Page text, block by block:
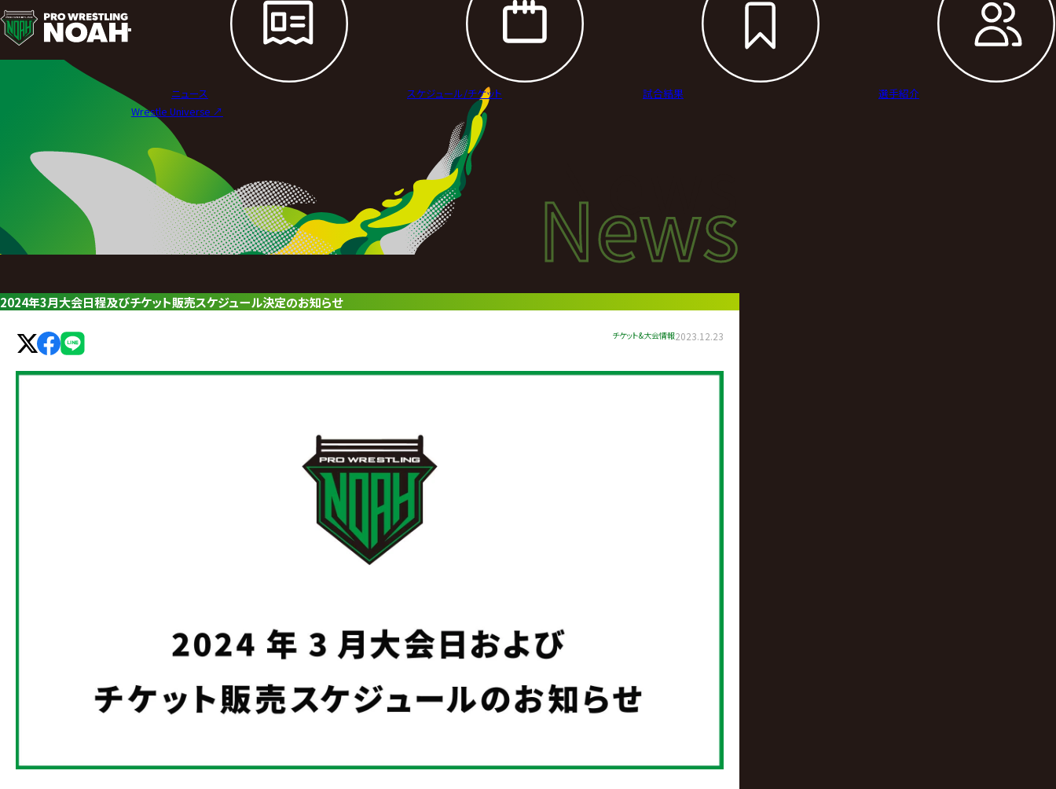
ニ
ュ
レ
ス
リ
グ・
ニュース スケジュール/チケット 試合結果
選手紹介
Wrestle Universe ↗︎
Newsニュース
News
2024年3月大会日程及びチケット販売スケジュール決定のお知らせ
チケット&大会情報2023.12.23